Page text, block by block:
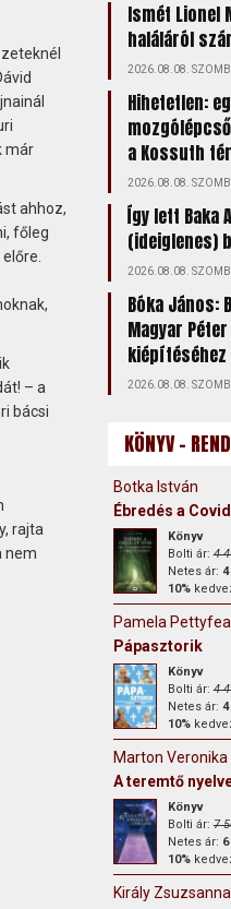
már
ahhoz,
főleg
– a
bácsi
rajta
nem
Ismét Lionel
haláláról
2026.08.08.
Hihetetlen:
a Kossuth
2026.08.08.
Így lett Baka
(ideiglenes)
2026.08.08.
Bóka János:
Magyar
kiépítéséhez
2026.08.08.
KÖNYV -
Botka István
Ébredés a
Könyv
Bolti ár:4
Netes ár: 4
10%
Pamela
Pápasztorik
Könyv
Bolti ár:4
Netes ár: 4
10%
Marton Veronika
A teremtő
Könyv
Bolti ár:7
Netes ár:
10%
Király